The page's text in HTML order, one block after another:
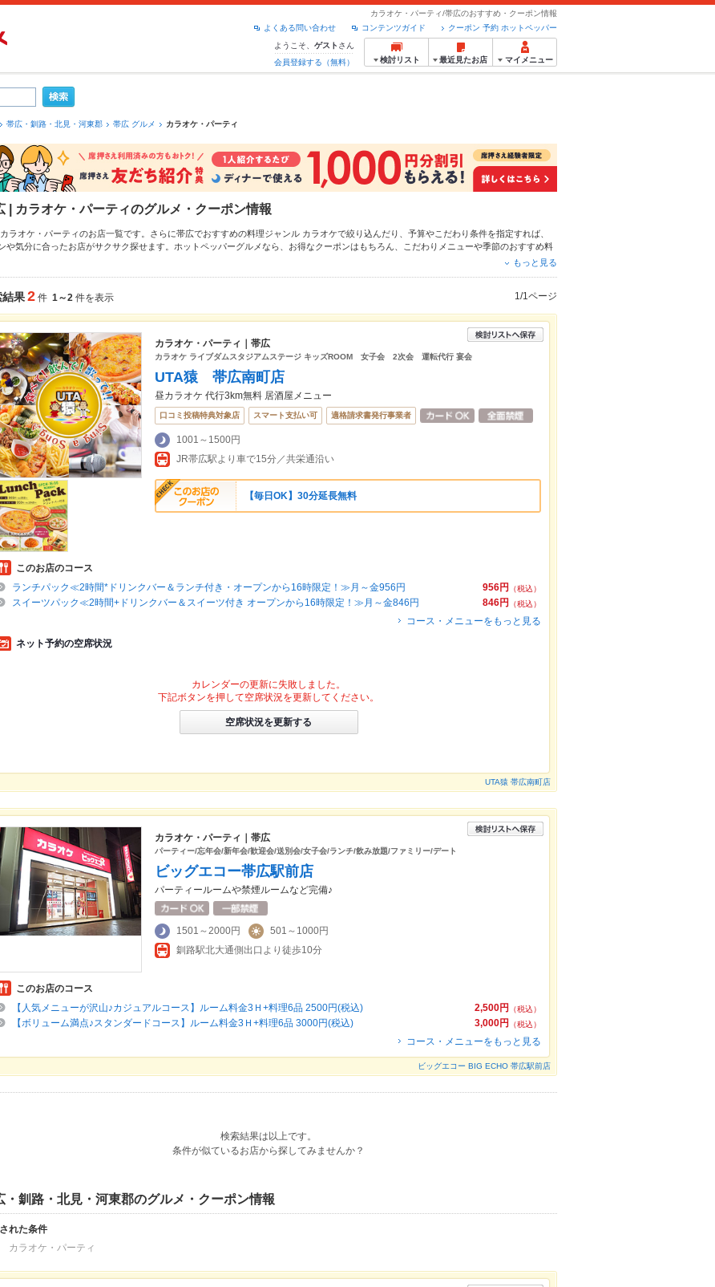
カラオケ・パーティ/帯広のおすすめ・クーポン情報
クーポン 予約 ホットペッパー
コンテンツガイド
よくある問い合わせ
ようこそ、 ゲスト さん
会員登録する（無料）
検討リスト 最近見たお店 マイメニュー
帯広・釧路・北見・河東郡 帯広 グルメ カラオケ・パーティ
| カラオケ・パーティのグルメ・クーポン情報
ラオケ・パーティのお店一覧です。さらに帯広でおすすめの料理ジャンル カラオケで絞り込んだり、予算やこだわり条件を指定すれば、
や気分に合ったお店がサクサク探せます。ホットペッパーグルメなら、お得なクーポンはもちろん、こだわりメニューや季節のおすすめ料
ど、お店の最新情報をご紹介しているので安心！24時間使える簡単便利なネット予約が使えるお店も拡大中です。友達どうしの飲み会にも、
もっと見る
結果2 件 1～2 件を表示 1/1ページ
カラオケ・パーティ｜帯広
カラオケ ライブダムスタジアムステージ キッズROOM 女子会 2次会 運転代行 宴会
UTA猿 帯広南町店
昼カラオケ 代行3km無料 居酒屋メニュー
口コミ投稿特典対象店 スマート支払い可 適格請求書発行事業者
1001～1500円
JR帯広駅より車で15分／共栄通沿い
【毎日OK】30分延長無料
このお店のコース
956円
（税込）
ランチパック≪2時間*ドリンクバー＆ランチ付き・オープンから16時限定！≫月～金956円
846円
（税込）
スイーツパック≪2時間+ドリンクバー＆スイーツ付き オープンから16時限定！≫月～金846円
コース・メニューをもっと見る
ネット予約の空席状況
カレンダーの更新に失敗しました。
下記ボタンを押して空席状況を更新してください。
空席状況を更新する
UTA猿 帯広南町店
カラオケ・パーティ｜帯広
パーティー/忘年会/新年会/歓迎会/送別会/女子会/ランチ/飲み放題/ファミリー/デート
ビッグエコー帯広駅前店
パーティールームや禁煙ルームなど完備♪
1501～2000円
501～1000円
釧路駅北大通側出口より徒歩10分
このお店のコース
2,500円
（税込）
【人気メニューが沢山♪カジュアルコース】ルーム料金3Ｈ+料理6品 2500円(税込)
3,000円
（税込）
【ボリューム満点♪スタンダードコース】ルーム料金3Ｈ+料理6品 3000円(税込)
コース・メニューをもっと見る
ビッグエコー BIG ECHO 帯広駅前店
検索結果は以上です。
条件が似ているお店から探してみませんか？
・釧路・北見・河東郡のグルメ・クーポン情報
れた条件
カラオケ・パーティ